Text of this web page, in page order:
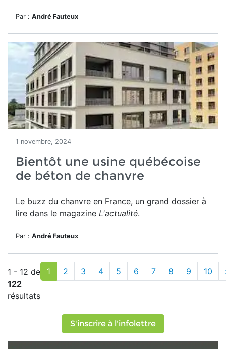
Par : André Fauteux
1 novembre, 2024
Bientôt une usine québécoise
de béton de chanvre
Le buzz du chanvre en France, un grand dossier à
lire dans le magazine L'actualité.
Par : André Fauteux
1 - 12 de
122
résultats
1 2 3 4 5 6 7 8 9 10
S'inscrire à l'infolettre